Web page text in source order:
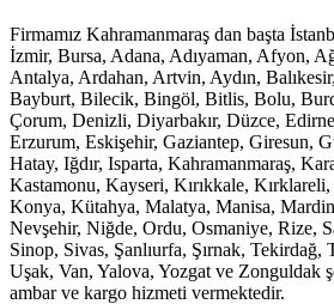
Firmamız Kahramanmaraş dan başta
İzmir, Bursa, Adana, Adıyaman, Afyon,
Antalya, Ardahan, Artvin, Aydın,
Bayburt, Bilecik, Bingöl, Bitlis, Bolu,
Çorum, Denizli, Diyarbakır, Düzce,
Erzurum, Eskişehir, Gaziantep, Giresun,
Hatay, Iğdır, Isparta, Kahramanmaraş,
Kastamonu, Kayseri, Kırıkkale,
Konya, Kütahya, Malatya, Manisa,
Nevşehir, Niğde, Ordu, Osmaniye, Rize,
Sinop, Sivas, Şanlıurfa, Şırnak, Tekirdağ,
Uşak, Van, Yalova, Yozgat ve Zonguldak
ambar ve kargo hizmeti vermektedir.